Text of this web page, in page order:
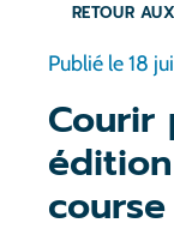
RETOUR
Publié le18
Courir